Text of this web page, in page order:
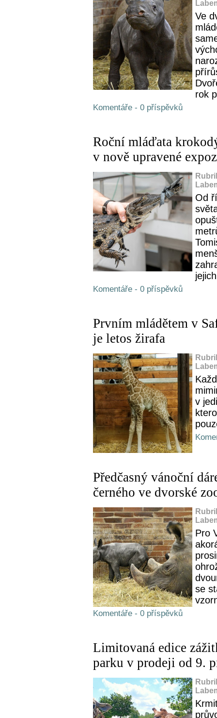
Ve
rok
Komentáře - 0 příspěvků
Roční mláďata
v nově upravené
Od
Komentáře - 0 příspěvků
Prvním mládětem v
je letos žirafa
v
Předčasný vánoční
černého ve dvorské
Pro
se
Komentáře - 0 příspěvků
Limitovaná edice
parku v prodeji od 9.